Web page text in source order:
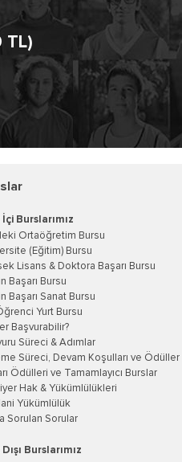
TL)
Burslarımız
Ortaöğretim Bursu
(Eğitim) Bursu
Lisans & Doktora Başarı Bursu
Başarı Bursu
Başarı Sanat Bursu
Yurt Bursu
Başvurabilir?
Süreci & Adımlar
Süreci, Devam Koşulları ve Ödüller
Ödülleri ve Tamamlayıcı Burslar
Hak & Yükümlülükleri
Yükümlülük
Sorulan Sorular
Burslarımız